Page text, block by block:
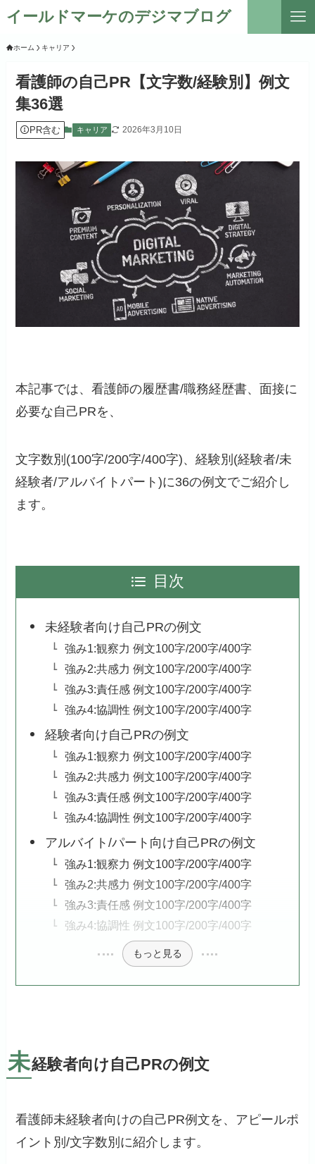
イールドマーケのデジマブログ
ホーム キャリア
看護師の自己PR【文字数/経験別】例文
集36選
PR含む キャリア 2026年3月10日
本記事では、看護師の履歴書/職務経歴書、面接に
必要な自己PRを、
文字数別(100字/200字/400字)、経験別(経験者/未
経験者/アルバイトパート)に36の例文でご紹介し
ます。
目次
未経験者向け自己PRの例文
強み1:観察力 例文100字/200字/400字
強み2:共感力 例文100字/200字/400字
強み3:責任感 例文100字/200字/400字
強み4:協調性 例文100字/200字/400字
経験者向け自己PRの例文
強み1:観察力 例文100字/200字/400字
強み2:共感力 例文100字/200字/400字
強み3:責任感 例文100字/200字/400字
強み4:協調性 例文100字/200字/400字
アルバイト/パート向け自己PRの例文
強み1:観察力 例文100字/200字/400字
強み2:共感力 例文100字/200字/400字
強み3:責任感 例文100字/200字/400字
強み4:協調性 例文100字/200字/400字
もっと見る
未経験者向け自己PRの例文
看護師未経験者向けの自己PR例文を、アピールポ
イント別/文字数別に紹介します。